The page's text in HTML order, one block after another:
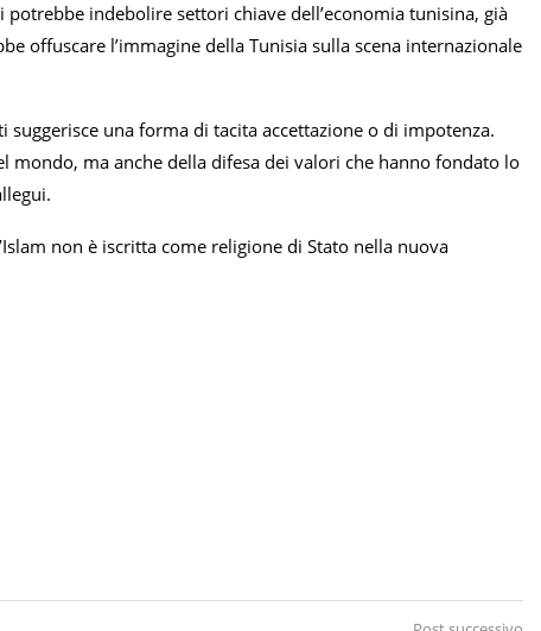
indebolire settori chiave dell’economia tunisina, già
offuscare l’immagine della Tunisia sulla scena internazionale
una forma di tacita accettazione o di impotenza.
mondo, ma anche della difesa dei valori che hanno fondato lo
non è iscritta come religione di Stato nella nuova